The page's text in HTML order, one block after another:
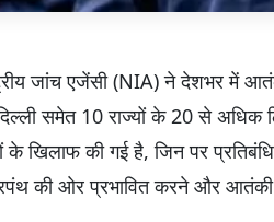
जांच एजेंसी (NIA) ने देशभर में
समेत 10 राज्यों के 20 से अधिक
के खिलाफ की गई है, जिन पर
की ओर प्रभावित करने और आतंकी